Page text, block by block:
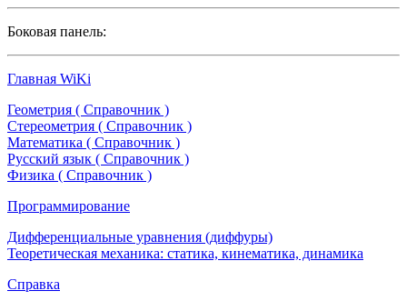
Боковая панель:
Главная WiKi
Геометрия ( Справочник )
Стереометрия ( Справочник )
Математика ( Справочник )
Русский язык ( Справочник )
Физика ( Справочник )
Программирование
Дифференциальные уравнения (диффуры)
Теоретическая механика: статика, кинематика, динамика
Справка